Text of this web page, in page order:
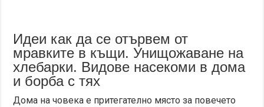
Идеи как да се отървем от
мравките в къщи. Унищожаване на
хлебарки. Видове насекоми в дома
и борба с тях
Дома на човека е притегателно място за повечето